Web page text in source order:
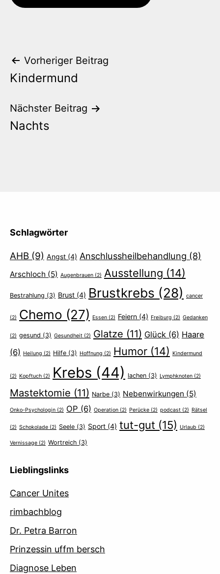
Beitrags-
Navigation
Vorheriger Beitrag
Kindermund
Nächster Beitrag
Nachts
Schlagwörter
AHB (9) Angst (4) Anschlussheilbehandlung (8)
Arschloch (5) Augenbrauen (2) Ausstellung (14)
Bestrahlung (3) Brust (4) Brustkrebs (28) cancer
(2) Chemo (27) Essen (2) Feiern (4) Freiburg (2) Gedanken
(2) gesund (3) Gesundheit (2) Glatze (11) Glück (6) Haare
(6) Heilung (2) Hilfe (3) Hoffnung (2) Humor (14) Kindermund
(2) Kopftuch (2) Krebs (44) lachen (3) Lymphknoten (2)
Mastektomie (11) Narbe (3) Nebenwirkungen (5)
Onko-Psychologin (2) OP (6) Operation (2) Perücke (2) podcast (2) Rätsel
(2) Schokolade (2) Seele (3) Sport (4) tut-gut (15) Urlaub (2)
Vernissage (2) Wortreich (3)
Lieblingslinks
Cancer Unites
rimbachblog
Dr. Petra Barron
Prinzessin uffm bersch
Diagnose Leben